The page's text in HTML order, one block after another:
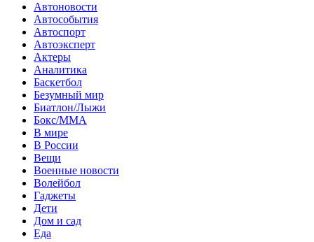
Автоновости
Автособытия
Автоспорт
Автоэксперт
Актеры
Аналитика
Баскетбол
Безумный мир
Биатлон/Лыжи
Бокс/MMA
В мире
В России
Вещи
Военные новости
Волейбол
Гаджеты
Дети
Дом и сад
Еда